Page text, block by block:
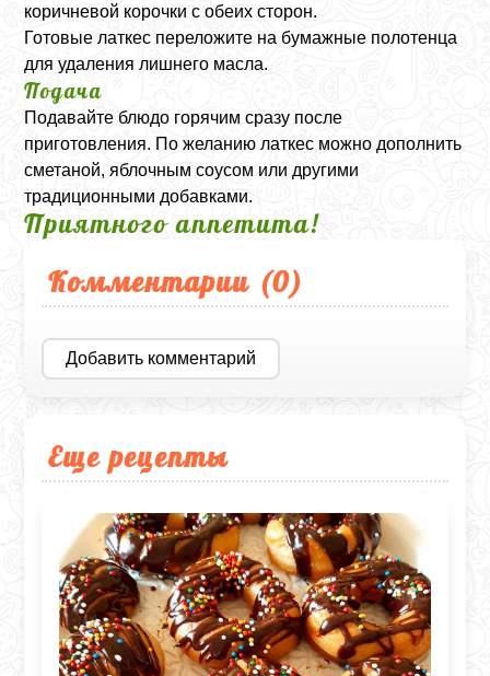
коричневой корочки с обеих сторон.
Готовые латкес переложите на бумажные полотенца
для удаления лишнего масла.
Подача
Подавайте блюдо горячим сразу после
приготовления. По желанию латкес можно дополнить
сметаной, яблочным соусом или другими
традиционными добавками.
Приятного аппетита!
Комментарии (0)
Добавить комментарий
Еще рецепты